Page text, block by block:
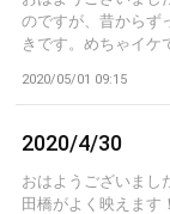
のですが、昔からず
きです。めちゃイケ
2020/05/01 09:15
2020/4/30
おはようございまし
田橋がよく映えます